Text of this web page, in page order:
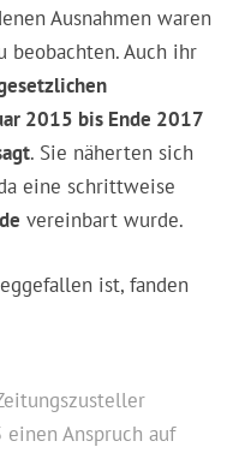
Ausnahmen waren
beobachten. Auch ihr
2015 bis Ende 2017
. Sie näherten sich
eine schrittweise
vereinbart wurde.
ist, fanden
einen Anspruch auf